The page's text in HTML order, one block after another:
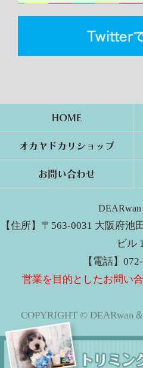
HOME
オカヤドカリショップ
お問い合わせ
DEARwan
【住所】〒563-0031 大阪府
ビル
【電話】
営業を目的としたお問い
COPYRIGHT © DEARwan